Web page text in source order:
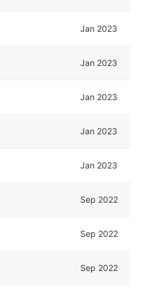
Jan 2023
Jan 2023
Jan 2023
Jan 2023
Jan 2023
Sep 2022
Sep 2022
Sep 2022